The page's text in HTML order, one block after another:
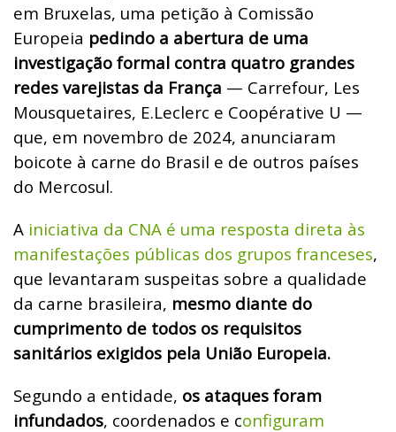
em Bruxelas, uma petição à Comissão
Europeia pedindo a abertura de uma
investigação formal contra quatro grandes
redes varejistas da França — Carrefour, Les
Mousquetaires, E.Leclerc e Coopérative U —
que, em novembro de 2024, anunciaram
boicote à carne do Brasil e de outros países
do Mercosul.
A iniciativa da CNA é uma resposta direta às
manifestações públicas dos grupos franceses,
que levantaram suspeitas sobre a qualidade
da carne brasileira, mesmo diante do
cumprimento de todos os requisitos
sanitários exigidos pela União Europeia.
Segundo a entidade, os ataques foram
infundados, coordenados e configuram